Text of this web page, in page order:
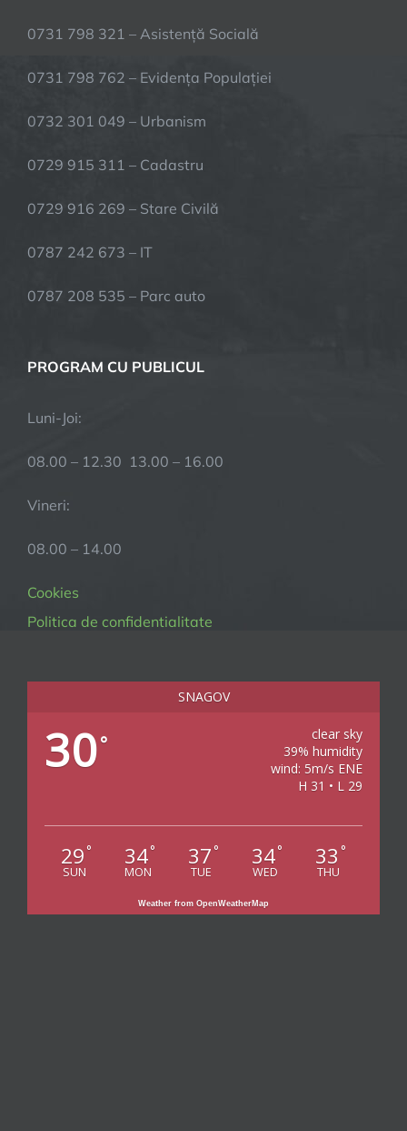
0731 798 321 – Asistență Socială
0731 798 762 – Evidența Populației
0732 301 049 – Urbanism
0729 915 311 – Cadastru
0729 916 269 – Stare Civilă
0787 242 673 – IT
0787 208 535 – Parc auto
PROGRAM CU PUBLICUL
Luni-Joi:
08.00 – 12.30 13.00 – 16.00
Vineri:
08.00 – 14.00
Cookies
Politica de confidentialitate
SNAGOV
30°
clear sky
39% humidity
wind: 5m/s ENE
H 31 • L 29
29 °
SUN
34°
MON
37 °
TUE
34°
WED
33 °
THU
Weather from OpenWeatherMap